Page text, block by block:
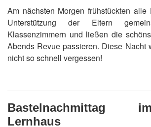
Am nächsten Morgen frühstückten
Unterstützung der Eltern
Klassenzimmern und ließen die
Abends Revue passieren. Diese Nacht
nicht so schnell vergessen!
Bastelnachmittag
Lernhaus